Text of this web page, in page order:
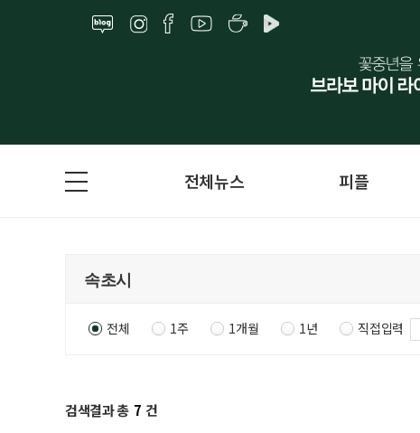
전체뉴스 피플
전체 1주 1개월 1년 직접입력
검색결과 총 7 건